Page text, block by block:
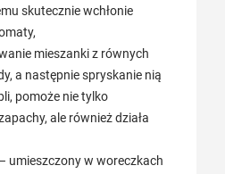
skutecznie wchłonie
mieszanki z równych
a następnie spryskanie nią
pomoże nie tylko
ale również działa
– umieszczony w woreczkach